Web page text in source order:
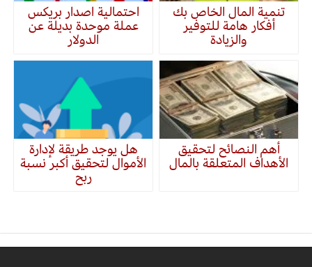
تنمية المال الخاص بك
أفكار هامة للتوفير
والزيادة
احتمالية اصدار بريكس
عملة موحدة بديلة عن
الدولار
أهم النصائح لتحقيق
الأهداف المتعلقة بالمال
هل يوجد طريقة لإدارة
الأموال لتحقيق أكبر نسبة
ربح